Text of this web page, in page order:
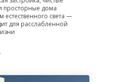
просторные дома
света —
для расслабленной